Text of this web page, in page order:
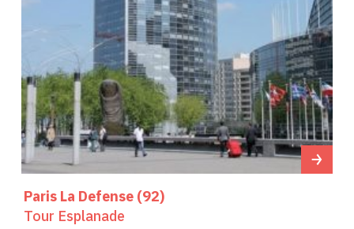
Paris La Defense (92)
Tour Esplanade